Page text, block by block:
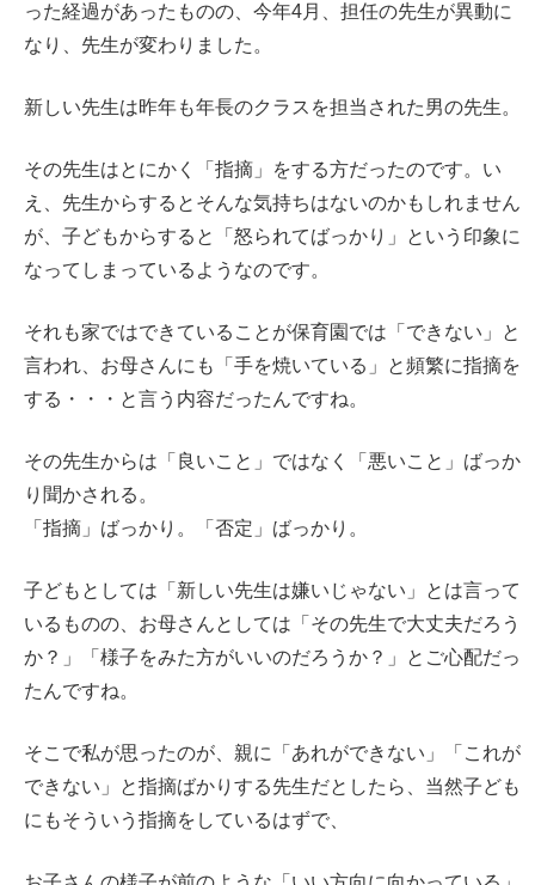
った経過があったものの、今年4月、担任の先生が異動に
なり、先生が変わりました。
新しい先生は昨年も年長のクラスを担当された男の先生。
その先生はとにかく「指摘」をする方だったのです。い
え、先生からするとそんな気持ちはないのかもしれません
が、子どもからすると「怒られてばっかり」という印象に
なってしまっているようなのです。
それも家ではできていることが保育園では「できない」と
言われ、お母さんにも「手を焼いている」と頻繁に指摘を
する・・・と言う内容だったんですね。
その先生からは「良いこと」ではなく「悪いこと」ばっか
り聞かされる。
「指摘」ばっかり。「否定」ばっかり。
子どもとしては「新しい先生は嫌いじゃない」とは言って
いるものの、お母さんとしては「その先生で大丈夫だろう
か？」「様子をみた方がいいのだろうか？」とご心配だっ
たんですね。
そこで私が思ったのが、親に「あれができない」「これが
できない」と指摘ばかりする先生だとしたら、当然子ども
にもそういう指摘をしているはずで、